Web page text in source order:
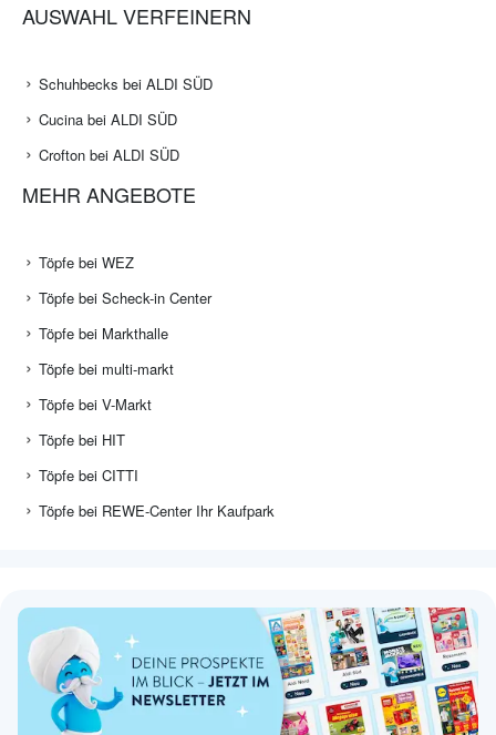
AUSWAHL VERFEINERN
Schuhbecks bei ALDI SÜD
Cucina bei ALDI SÜD
Crofton bei ALDI SÜD
MEHR ANGEBOTE
Töpfe bei WEZ
Töpfe bei Scheck-in Center
Töpfe bei Markthalle
Töpfe bei multi-markt
Töpfe bei V-Markt
Töpfe bei HIT
Töpfe bei CITTI
Töpfe bei REWE-Center Ihr Kaufpark